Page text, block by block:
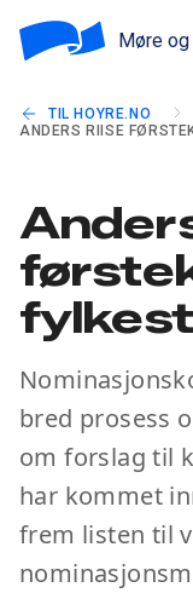
Møre
TIL HOYRE.NO
ANDERS RIISE
bred prosess
om forslag til
har kommet
frem listen til